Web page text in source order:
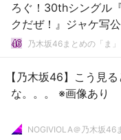
ろぐ！30thシングル
クだぜ！』ジャケ写公
乃木坂46まとめの「ま」
【乃木坂46】こう見
な。。。 ※画像あり
NOGIVIOLA＠乃木坂46